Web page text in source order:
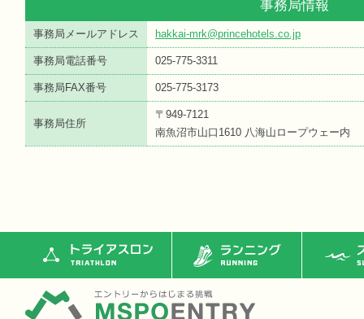
事務局情報
事務局メールアドレス hakkai-mrk@princehotels.co.jp
事務局電話番号 025-775-3311
事務局FAX番号 025-775-3173
事務局住所
〒949-7121
南魚沼市山口1610 八海山ロープウェー内
トライアスロン ランニング ス